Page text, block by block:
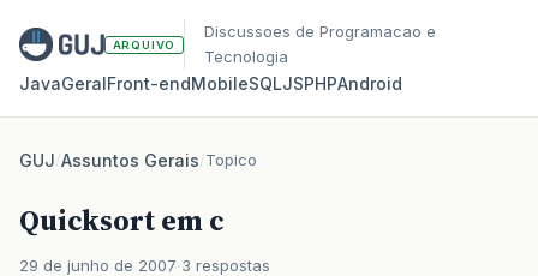
ARQUIVO
Discussoes de Programacao e
Tecnologia
JavaGeralFront‑endMobileSQLJSPHPAndroid
GUJ/Assuntos Gerais/Topico
Quicksort em c
29 de junho de 2007 3 respostas